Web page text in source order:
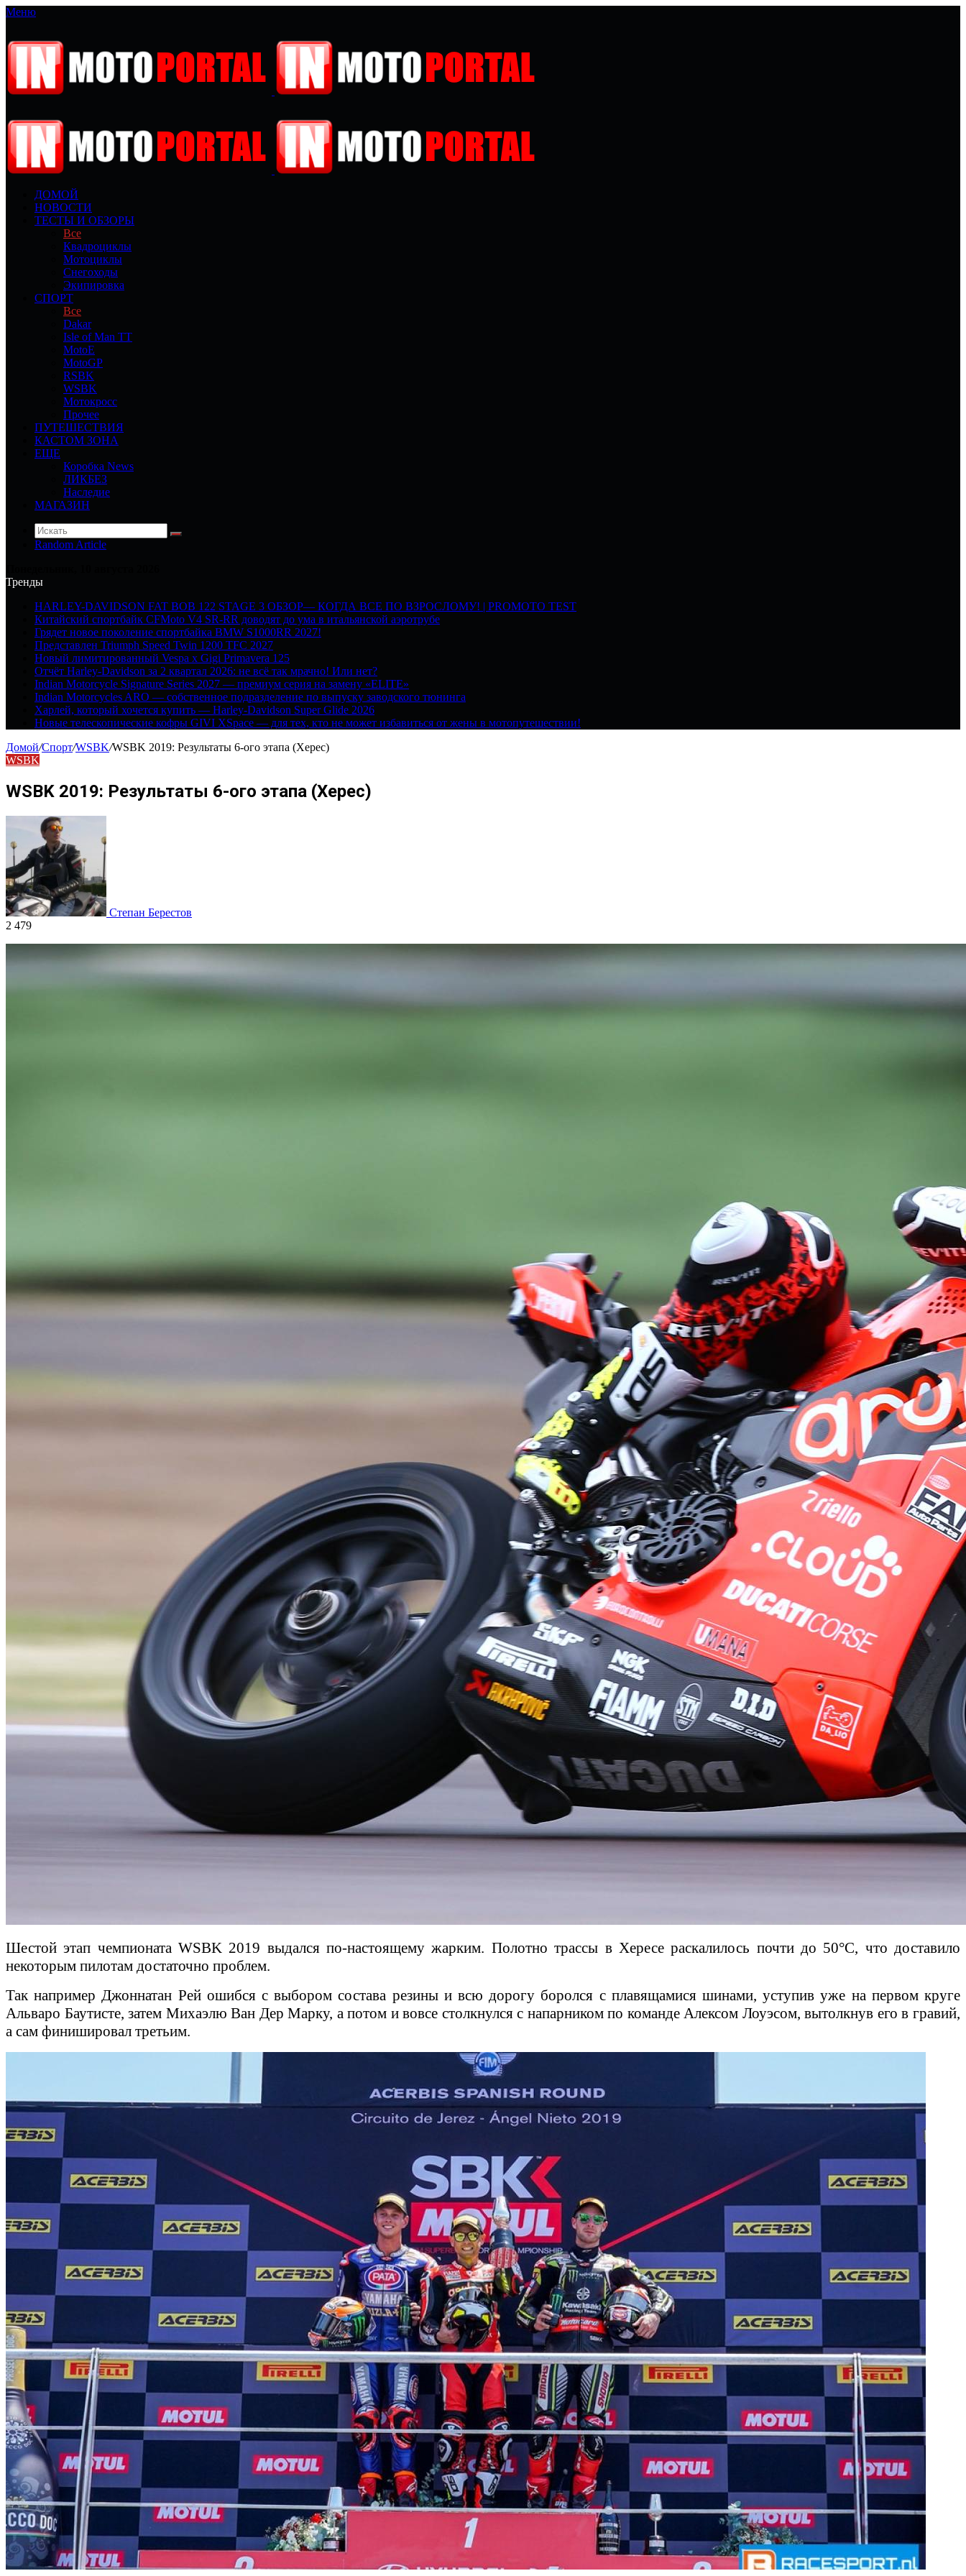
Меню
ДОМОЙ
НОВОСТИ
ТЕСТЫ И ОБЗОРЫ
Все
Квадроциклы
Мотоциклы
Снегоходы
Экипировка
СПОРТ
Все
Dakar
Isle of Man TT
MotoE
MotoGP
RSBK
WSBK
Мотокросс
Прочее
ПУТЕШЕСТВИЯ
КАСТОМ ЗОНА
ЕЩЕ
Коробка News
ЛИКБЕЗ
Наследие
МАГАЗИН
Random Article
Тренды
HARLEY-DAVIDSON FAT BOB 122 STAGE 3 ОБЗОР— КОГДА ВСЕ ПО ВЗРОСЛОМУ! | PROMOTO TEST
Китайский спортбайк CFMoto V4 SR-RR доводят до ума в итальянской аэротрубе
Грядет новое поколение спортбайка BMW S1000RR 2027!
Представлен Triumph Speed Twin 1200 TFC 2027
Новый лимитированный Vespa x Gigi Primavera 125
Отчёт Harley-Davidson за 2 квартал 2026: не всё так мрачно! Или нет?
Indian Motorcycle Signature Series 2027 — премиум серия на замену «ELITE»
Indian Motorcycles ARO — собственное подразделение по выпуску заводского тюнинга
Харлей, который хочется купить — Harley-Davidson Super Glide 2026
Новые телескопические кофры GIVI XSpace — для тех, кто не может избавиться от жены в мотопутешествии!
Домой/Спорт/WSBK/WSBK 2019: Результаты 6-ого этапа (Херес)
WSBK
WSBK 2019: Результаты 6-ого этапа (Херес)
Степан Берестов
2 479
Шестой этап чемпионата WSBK 2019 выдался по-настоящему жарким. Полотно трассы в Хересе раскалилось почти до 50°С, что доставило
некоторым пилотам достаточно проблем.
Так например Джоннатан Рей ошибся с выбором состава резины и всю дорогу боролся с плавящамися шинами, уступив уже на первом круге
Альваро Баутисте, затем Михаэлю Ван Дер Марку, а потом и вовсе столкнулся с напарником по команде Алексом Лоуэсом, вытолкнув его в гравий,
а сам финишировал третьим.